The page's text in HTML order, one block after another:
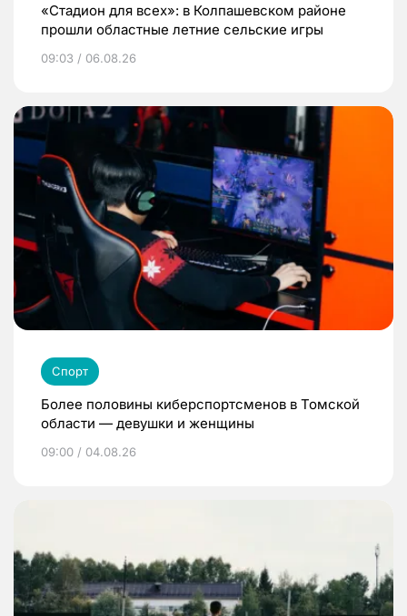
«Стадион для всех»: в Колпашевском районе
прошли областные летние сельские игры
09:03 / 06.08.26
Спорт
Более половины киберспортсменов в Томской
области — девушки и женщины
09:00 / 04.08.26